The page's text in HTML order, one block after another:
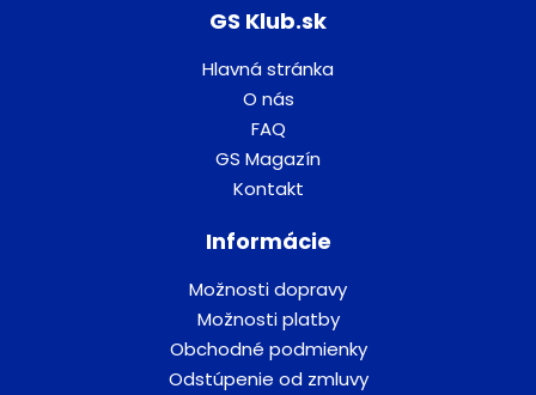
GS Klub.sk
Hlavná stránka
O nás
FAQ
GS Magazín
Kontakt
Informácie
Možnosti dopravy
Možnosti platby
Obchodné podmienky
Odstúpenie od zmluvy